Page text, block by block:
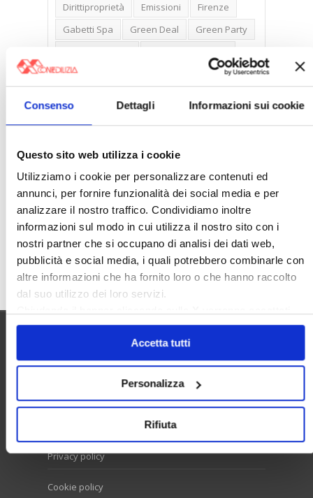
Consenso Dettagli Informazioni sui cookie
Questo sito web utilizza i cookie
Utilizziamo i cookie per personalizzare contenuti ed
annunci, per fornire funzionalità dei social media e per
analizzare il nostro traffico. Condividiamo inoltre
informazioni sul modo in cui utilizza il nostro sito con i
nostri partner che si occupano di analisi dei dati web,
pubblicità e social media, i quali potrebbero combinarle con
altre informazioni che ha fornito loro o che hanno raccolto
dal suo utilizzo dei loro servizi.
solo i cookie necessari.
Accetta tutti
Personalizza
Rifiuta
Dirittiproprietà
Emissioni
Firenze
Gabetti Spa
Green Deal
Green Party
Libero Mercato
New York
Trasferimenti
Valore Case
Privacy policy
Cookie policy